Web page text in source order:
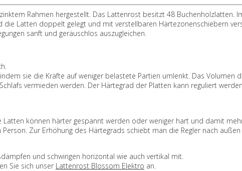
Rahmen hergestellt. Das Lattenrost besitzt 48 Buchenholzlatten.
die Latten doppelt gelegt und mit verstellbaren Härtezonenschiebern
sanft und geräuschlos auszugleichen.
sie die Kräfte auf weniger belastete Partien umlenkt. Das Volumen
vermieden werden. Der Härtegrad der Platten kann reguliert
können härter gespannt werden oder weniger hart und damit
Zur Erhöhung des Härtegrads schiebt man die Regler nach außen
und schwingen horizontal wie auch vertikal mit.
Sie sich unser Lattenrost Blossom Elektro an.